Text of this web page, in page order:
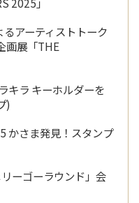
アーティストトーク
画展「THE
キラ キーホルダーを
)
さま発見！スタンプ
ーゴーラウンド」会